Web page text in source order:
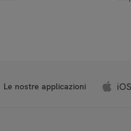
Le nostre applicazioni iOS